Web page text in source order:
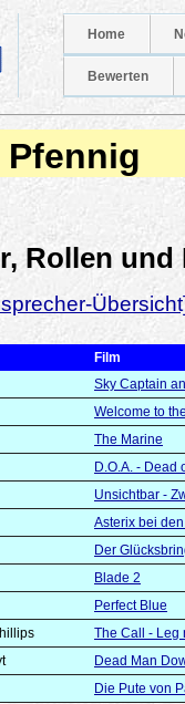
Home
Bewerten
Pfennig
Rollen und
Film
Sky Captain
Welcome to
The Marine
D.O.A. - Dead
Unsichtbar -
Asterix bei
Der
Blade 2
Perfect Blue
The Call - Leg
Dead Man
Die Pute von